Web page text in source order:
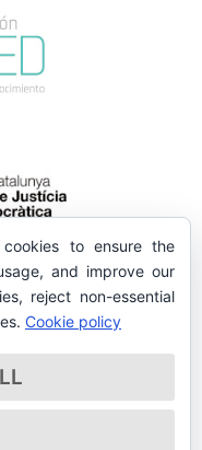
to ensure the
and improve our
reject non-essential
Cookie policy